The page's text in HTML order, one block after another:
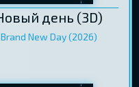
день (3D)
New Day (2026)